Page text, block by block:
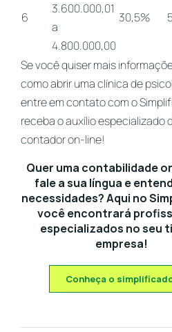
6
3.600.000,01
a
4.800.000,00
30,5%
Se você quiser mais
como abrir uma clínica de
entre em contato com o
receba o auxílio especializado
contador on-line!
Quer uma contabilidade
fale a sua língua e
necessidades? Aqui no
você encontrará
especializados no seu
empresa!
Conheça o